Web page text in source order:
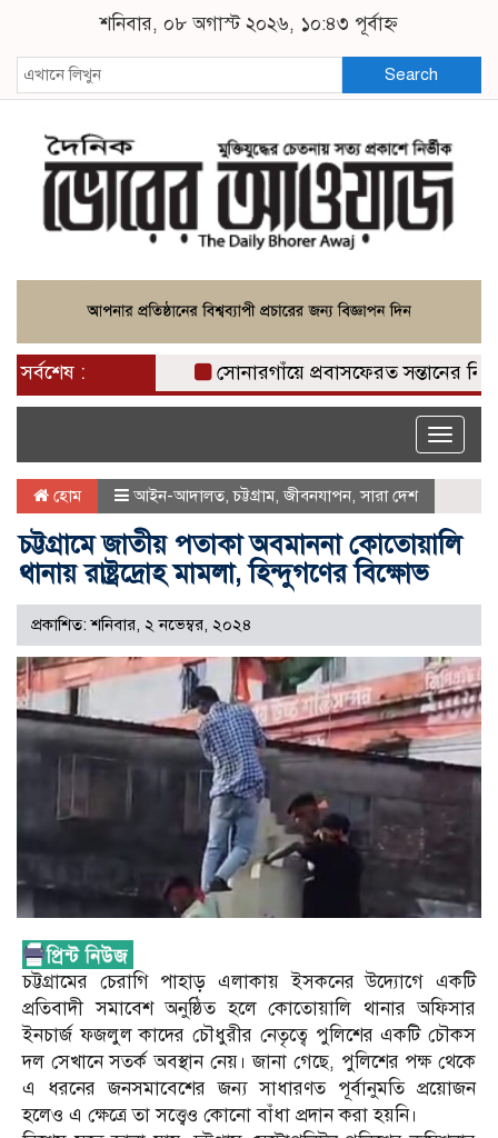
শনিবার, ০৮ অগাস্ট ২০২৬, ১০:৪৩ পূর্বাহ্ন
Search
সর্বশেষ : সোনারগাঁয়ে প্রবাসফেরত সন্তানের নির্মমতা
Toggle
হোম আইন-আদালত,চট্টগ্রাম,জীবনযাপন,সারা দেশ
চট্টগ্রামে জাতীয় পতাকা অবমাননা কোতোয়ালি
থানায় রাষ্ট্রদ্রোহ মামলা, হিন্দুগণের বিক্ষোভ
প্রকাশিত: শনিবার, ২ নভেম্বর, ২০২৪
চট্টগ্রামের চেরাগি পাহাড় এলাকায় ইসকনের উদ্যোগে একটি
প্রতিবাদী সমাবেশ অনুষ্ঠিত হলে কোতোয়ালি থানার অফিসার
ইনচার্জ ফজলুল কাদের চৌধুরীর নেতৃত্বে পুলিশের একটি চৌকস
দল সেখানে সতর্ক অবস্থান নেয়। জানা গেছে, পুলিশের পক্ষ থেকে
এ ধরনের জনসমাবেশের জন্য সাধারণত পূর্বানুমতি প্রয়োজন
হলেও এ ক্ষেত্রে তা সত্ত্বেও কোনো বাঁধা প্রদান করা হয়নি।